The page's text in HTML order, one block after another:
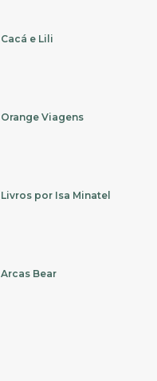
Cacá e Lili
Orange Viagens
Livros por Isa Minatel
Arcas Bear